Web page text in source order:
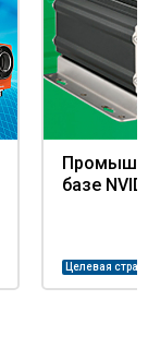
базе
Целевая